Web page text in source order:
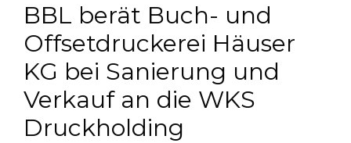
BBL berät Buch- und
Offsetdruckerei Häuser
KG bei Sanierung und
Verkauf an die WKS
Druckholding